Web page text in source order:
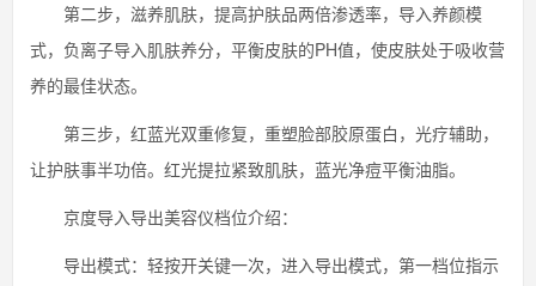
第二步，滋养肌肤，提高护肤品两倍渗透率，导入养颜模
式，负离子导入肌肤养分，平衡皮肤的PH值，使皮肤处于吸收营
养的最佳状态。
第三步，红蓝光双重修复，重塑脸部胶原蛋白，光疗辅助，
让护肤事半功倍。红光提拉紧致肌肤，蓝光净痘平衡油脂。
京度导入导出美容仪档位介绍：
导出模式：轻按开关键一次，进入导出模式，第一档位指示